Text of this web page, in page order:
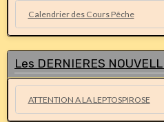
Calendrier des Cours Pêche
Les DERNIERES
ATTENTION A LA LEPTOSPIROSE